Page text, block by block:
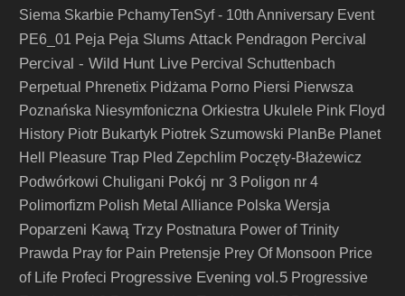
Siema Skarbie PchamyTenSyf - 10th Anniversary Event
PE6_01 Peja Peja Slums Attack Pendragon Percival
Percival - Wild Hunt Live Percival Schuttenbach
Perpetual
Phrenetix Pidżama Porno Piersi Pierwsza
Poznańska Niesymfoniczna Orkiestra Ukulele Pink Floyd
History Piotr Bukartyk Piotrek Szumowski PlanBe Planet
Hell
Pleasure Trap Pled Zepchlim Poczęty-Błażewicz
Podwórkowi Chuligani Pokój nr 3 Poligon nr 4
Polimorfizm Polish Metal Alliance Polska Wersja
Poparzeni Kawą Trzy Postnatura Power of Trinity
Prawda Pray for Pain Pretensje Prey Of Monsoon Price
of Life Profeci Progressive Evening vol.5 Progressive